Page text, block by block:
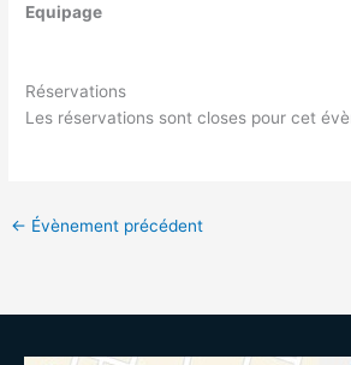
Equipage
Réservations
Les réservations sont closes pour cet
← Évènement précédent